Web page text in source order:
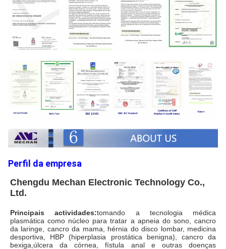
Perfil da empresa
Chengdu Mechan Electronic Technology Co.,
Ltd.
Principais actividades:tomando a tecnologia médica
plasmática como núcleo para tratar a apneia do sono, cancro
da laringe, cancro da mama, hérnia do disco lombar, medicina
desportiva, HBP (hiperplasia prostática benigna), cancro da
bexiga,úlcera da córnea, fístula anal e outras doenças